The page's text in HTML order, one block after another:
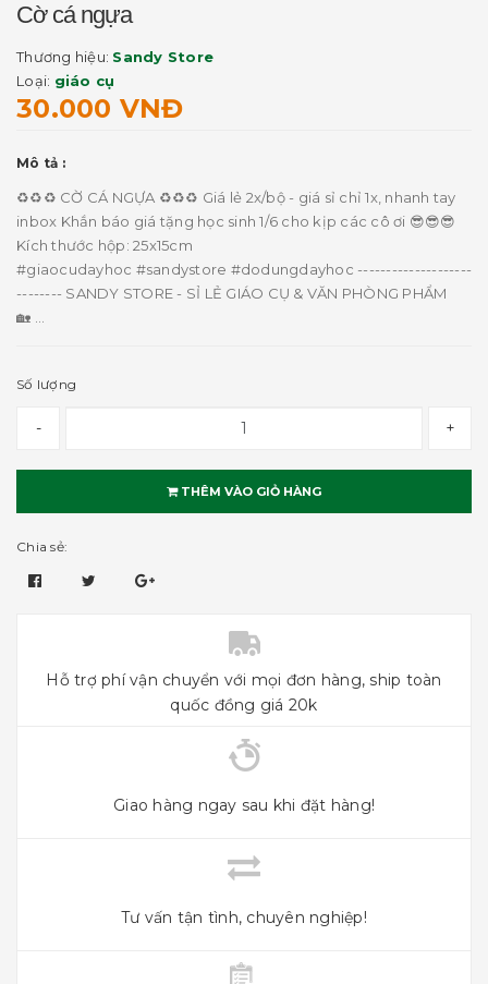
Cờ cá ngựa
Thương hiệu: Sandy Store
Loại: giáo cụ
30.000 VNĐ
Mô tả :
♻️♻️♻️ CỜ CÁ NGỰA ♻️♻️♻️ Giá lẻ 2x/bộ - giá sỉ chỉ 1x, nhanh tay
inbox Khắn báo giá tặng học sinh 1/6 cho kịp các cô ơi 😎😎😎
Kích thước hộp: 25x15cm
#giaocudayhoc #sandystore #dodungdayhoc --------------------
-------- SANDY STORE - SỈ LẺ GIÁO CỤ & VĂN PHÒNG PHẨM
🏡 ...
Số lượng
- +
THÊM VÀO GIỎ HÀNG
Chia sẻ:
Hỗ trợ phí vận chuyển với mọi đơn hàng, ship toàn
quốc đồng giá 20k
Giao hàng ngay sau khi đặt hàng!
Tư vấn tận tình, chuyên nghiệp!